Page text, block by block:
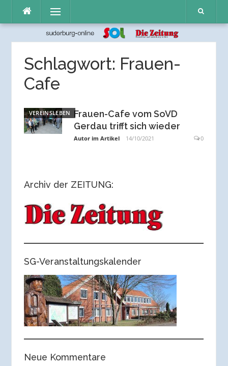
Inhalt
Menü
Schlagwort: Frauen-
Cafe
VEREINSLEBEN Frauen-Cafe vom SoVD
Gerdau trifft sich wieder
Autor im Artikel 14/10/2021 0
Archiv der ZEITUNG:
SG-Veranstaltungskalender
Neue Kommentare